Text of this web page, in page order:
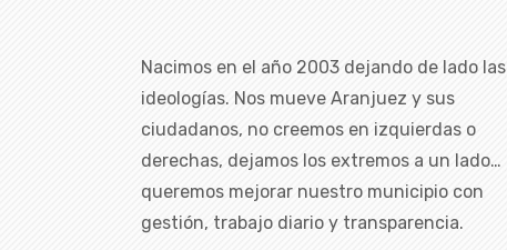
Nacimos en el año 2003 dejando de lado las
ideologías. Nos mueve Aranjuez y sus
ciudadanos, no creemos en izquierdas o
derechas, dejamos los extremos a un lado…
queremos mejorar nuestro municipio con
gestión, trabajo diario y transparencia.